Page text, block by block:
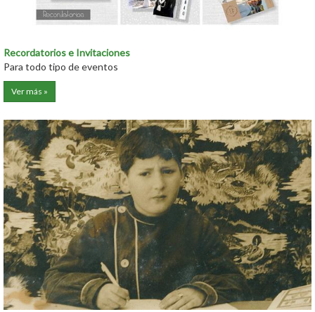
Recordatorios e Invitaciones
Para todo tipo de eventos
Ver más »